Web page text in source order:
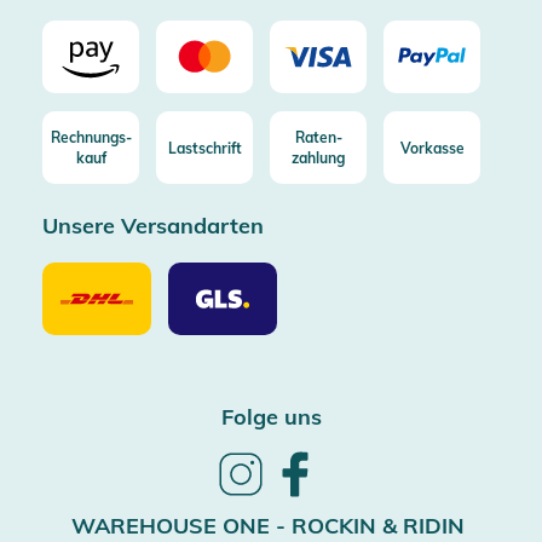
Rechnungs-
kauf
Lastschrift
Raten-
zahlung
Vorkasse
Unsere Versandarten
Unsere
Versandarten
DHL
Unsere
Versandarten
GLS
Folge uns
Follow
InstagramFacebook
WAREHOUSE ONE - ROCKIN & RIDIN